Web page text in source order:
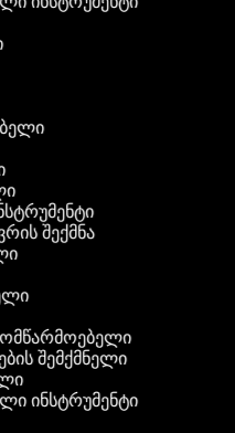
შექმნა
შემქმნელი
ინსტრუმენტი